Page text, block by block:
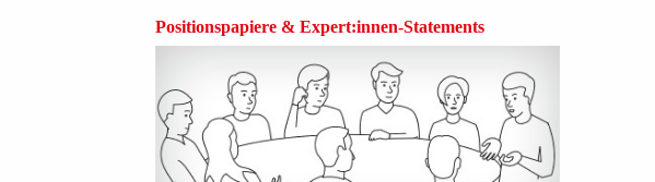
Positionspapiere & Expert:innen-Statements